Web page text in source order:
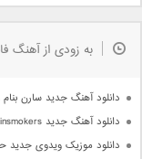
به زودی از آهنگ
دانلود آهنگ جدید سارن
دانلود آهنگ جدید The Chainsmokers و Emily Warren بنام Side Effects
دانلود موزیک ویدوی